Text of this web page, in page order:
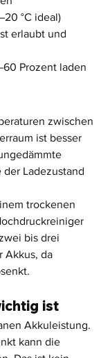
°C ideal)
erlaubt und
Prozent laden
zwischen
ist besser
Ladezustand
trockenen
bis drei
Akkus, da
ist
Akkuleistung.
kann die